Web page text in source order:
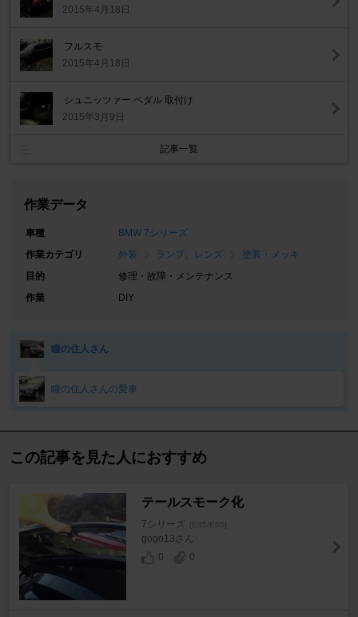
2015年4月18日
フルスモ
2015年4月18日
シュニッツァー ペダル 取付け
2015年3月9日
記事一覧
作業データ
車種
BMW 7シリーズ
作業カテゴリ
外装 ランプ、レンズ
塗装・メッキ
目的
修理・故障・メンテナンス
作業
DIY
瞳の住人さん
瞳の住人さんの愛車
この記事を見た人におすすめ
テールスモーク化
7シリーズ [E65/E66]
gogo13さん
0
0